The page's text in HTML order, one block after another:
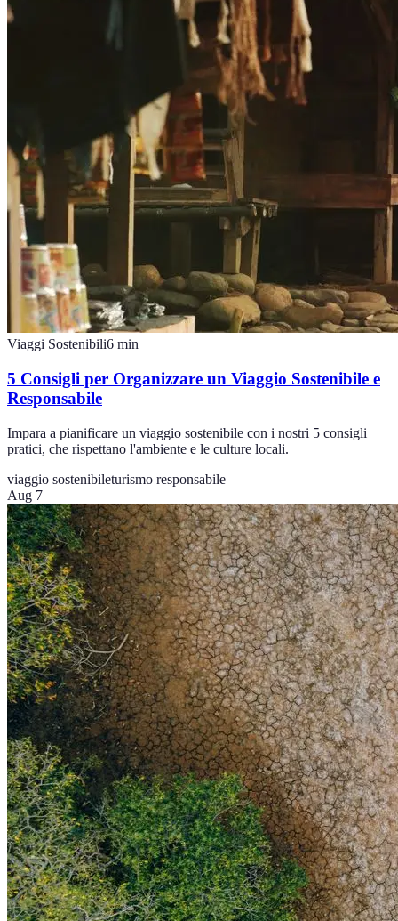
Viaggi Sostenibili6 min
5 Consigli per Organizzare un Viaggio Sostenibile e
Responsabile
Impara a pianificare un viaggio sostenibile con i nostri 5 consigli
pratici, che rispettano l'ambiente e le culture locali.
viaggio sostenibileturismo responsabile
Aug 7